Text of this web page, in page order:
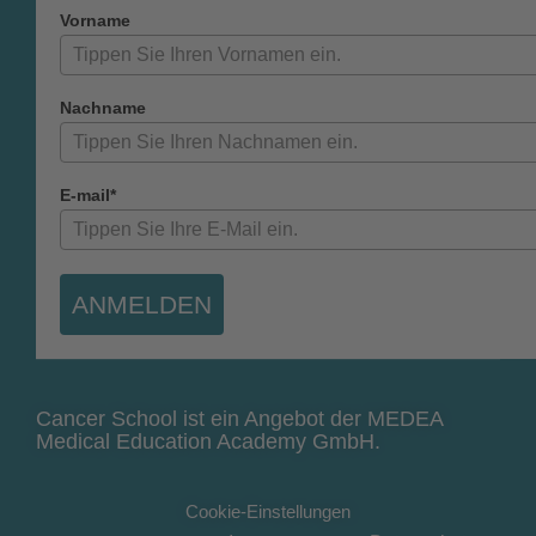
Vorname
Nachname
E-mail*
ANMELDEN
Cancer School ist ein Angebot der MEDEA
Medical Education Academy GmbH.
Cookie-Einstellungen